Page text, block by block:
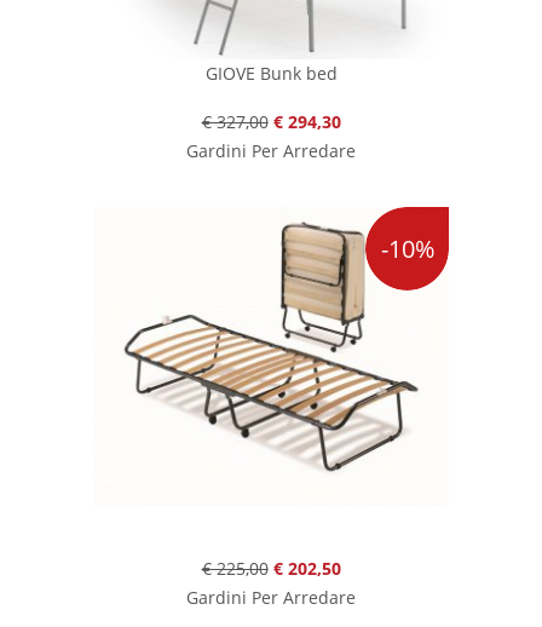
GIOVE Bunk bed
€ 327,00 € 294,30
Gardini Per Arredare
-10%
€ 225,00 € 202,50
Gardini Per Arredare